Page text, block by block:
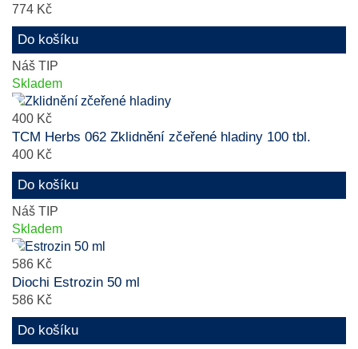
774 Kč
Do košíku
Náš TIP
Skladem
400 Kč
TCM Herbs 062 Zklidnění zčeřené hladiny 100 tbl.
400 Kč
Do košíku
Náš TIP
Skladem
586 Kč
Diochi Estrozin 50 ml
586 Kč
Do košíku